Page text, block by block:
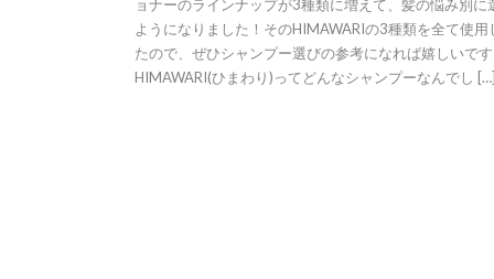
ョナーのラインナップが3種類に増えて、髪の悩み別に
ようになりました！そのHIMAWARIの3種類を全て使用
たので、ぜひシャンプー選びの参考になれば嬉しいです
HIMAWARI(ひまわり)ってどんなシャンプーなんでし […]